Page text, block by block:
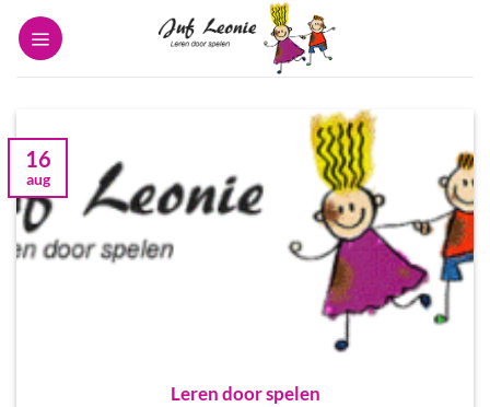
Ga
naar
Leren door spelen
16
aug